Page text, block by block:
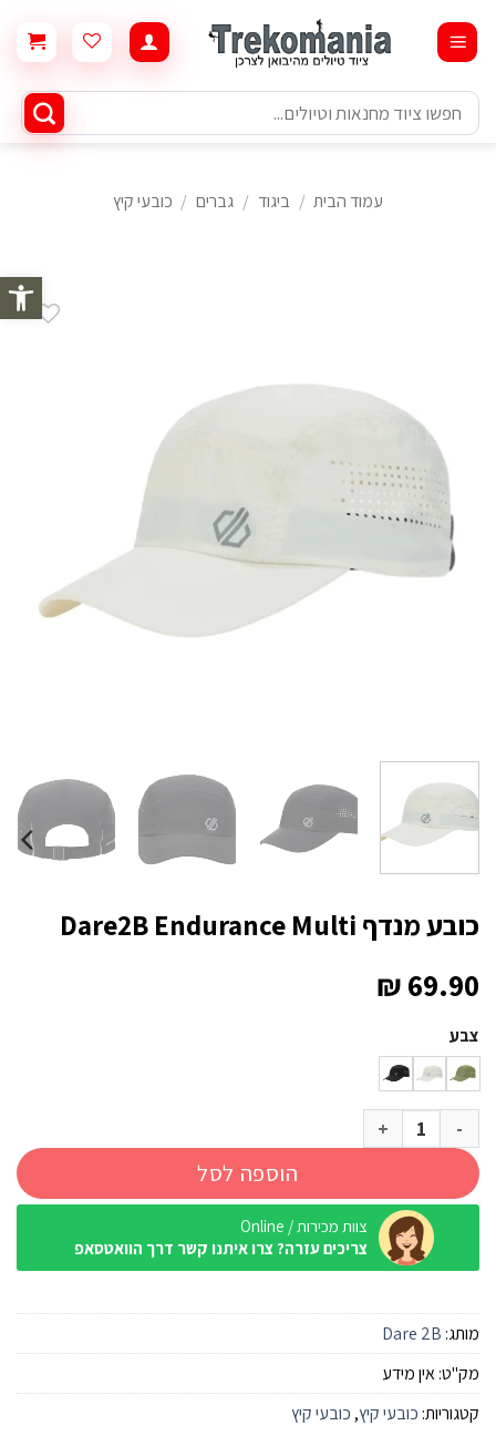
פתח
content
חיפוש
עבור:
עמוד הבית / ביגוד / גברים / כובעי קיץ
כובע מנדף Dare2B Endurance Multi
₪69.90
צבע
כמות של כובע מנדף Dare2B Endurance Multi
הוספה לסל
צוות מכירות / Online
צריכים עזרה? צרו איתנו קשר דרך הוואטסאפ
מותג: Dare 2B
מק"ט:אין מידע
קטגוריות: כובעי קיץ, כובעי קיץ